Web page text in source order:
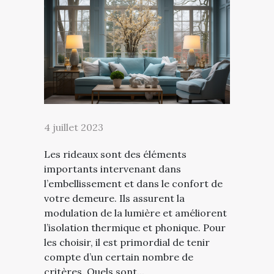
4 juillet 2023
Les rideaux sont des éléments
importants intervenant dans
l’embellissement et dans le confort de
votre demeure. Ils assurent la
modulation de la lumière et améliorent
l’isolation thermique et phonique. Pour
les choisir, il est primordial de tenir
compte d’un certain nombre de
critères. Quels sont...